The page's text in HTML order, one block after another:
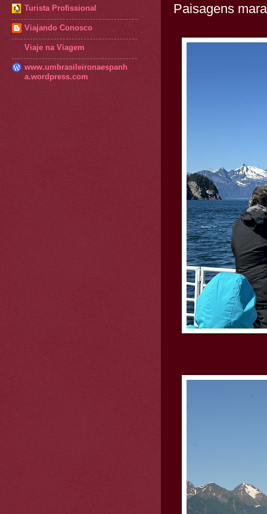
Paisagens
Turista Profissional
Viajando Conosco
Viaje na Viagem
www.umbrasileironaespanh
a.wordpress.com